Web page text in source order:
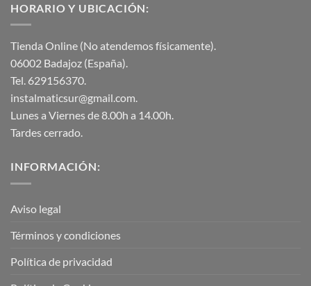
HORARIO Y UBICACIÓN:
Tienda Online (No atendemos físicamente).
06002 Badajoz (España).
Tel. 629156370.
instalmaticsur@gmail.com.
Lunes a Viernes de 8.00h a 14.00h.
Tardes cerrado.
INFORMACIÓN:
Aviso legal
Términos y condiciones
Política de privacidad